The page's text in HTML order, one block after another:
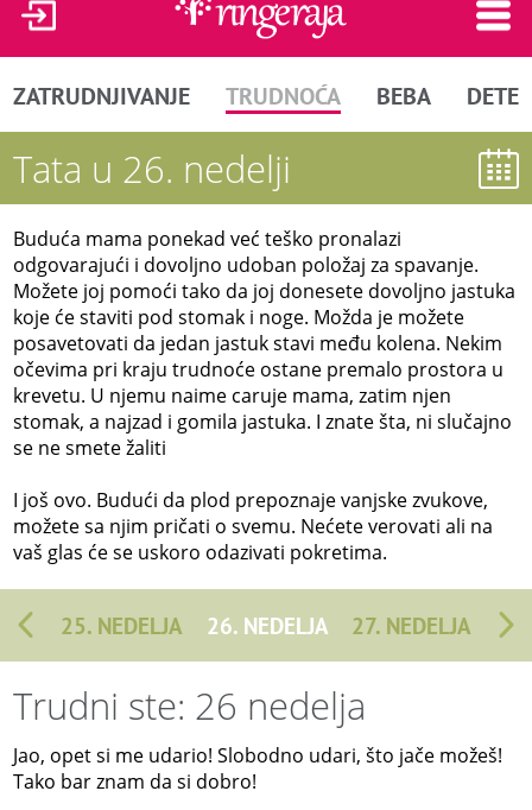
ZATRUDNJIVANJE TRUDNOĆA BEBA DETE
Tata u 26. nedelji
Buduća mama ponekad već teško pronalazi
odgovarajući i dovoljno udoban položaj za spavanje.
Možete joj pomoći tako da joj donesete dovoljno jastuka
koje će staviti pod stomak i noge. Možda je možete
posavetovati da jedan jastuk stavi među kolena. Nekim
očevima pri kraju trudnoće ostane premalo prostora u
krevetu. U njemu naime caruje mama, zatim njen
stomak, a najzad i gomila jastuka. I znate šta, ni slučajno
se ne smete žaliti
I još ovo. Budući da plod prepoznaje vanjske zvukove,
možete sa njim pričati o svemu. Nećete verovati ali na
vaš glas će se uskoro odazivati pokretima.
25. NEDELJA 26. NEDELJA 27. NEDELJA
Trudni ste: 26 nedelja
Jao, opet si me udario! Slobodno udari, što jače možeš!
Tako bar znam da si dobro!